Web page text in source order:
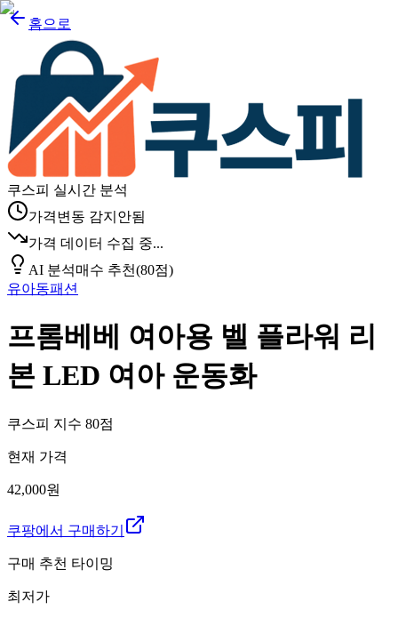
홈으로
쿠스피 실시간 분석
가격변동 감지안됨
가격 데이터 수집 중...
AI 분석매수 추천(80점)
유아동패션
프롬베베 여아용 벨 플라워 리
본 LED 여아 운동화
쿠스피 지수 80점
현재 가격
42,000원
쿠팡에서 구매하기
구매 추천 타이밍
최저가